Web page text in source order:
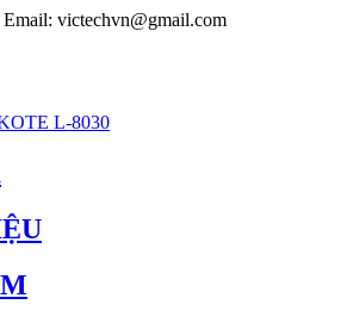
Email: victechvn@gmail.com